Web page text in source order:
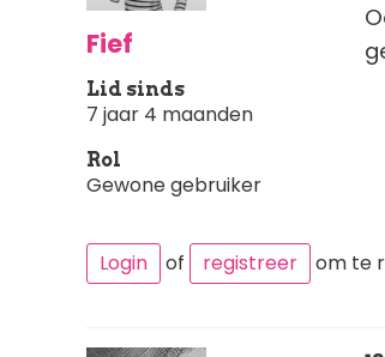
Fief
Lid sinds
7 jaar 4 maanden
Rol
Gewone gebruiker
Login of registreer om te